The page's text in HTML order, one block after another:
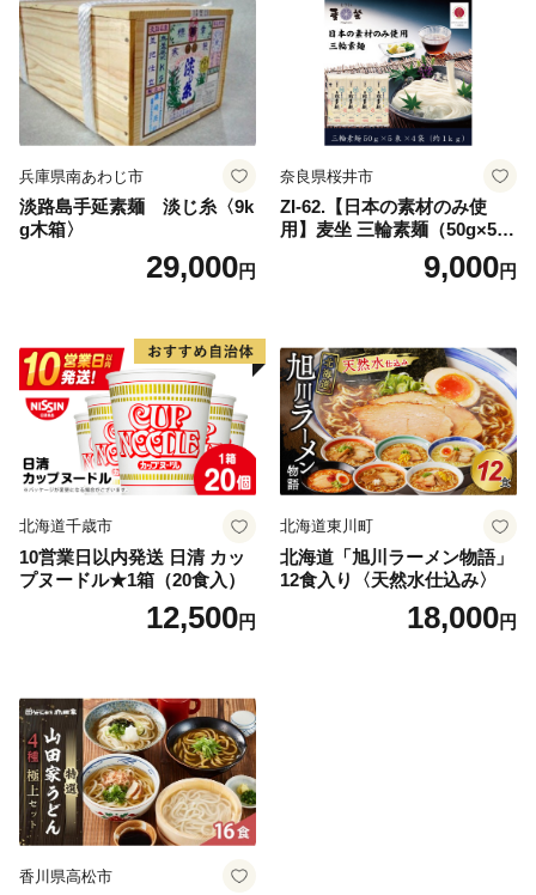
兵庫県南あわじ市
淡路島手延素麺 淡じ糸〈9k
g木箱〉
29,000円
奈良県桜井市
ZI-62.【日本の素材のみ使
用】麦坐 三輪素麺（50g×5束
9,000円
北海道千歳市
10営業日以内発送 日清 カッ
プヌードル★1箱（20食入）
12,500円
北海道東川町
北海道「旭川ラーメン物語」
12食入り〈天然水仕込み〉
18,000円
香川県高松市